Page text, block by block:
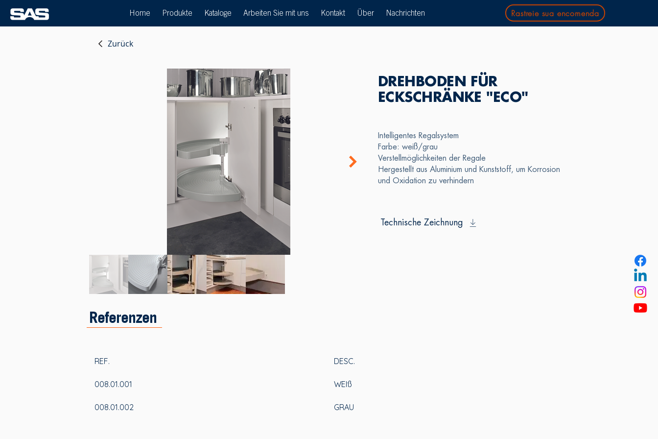
Home Produkte Kataloge Arbeiten Sie mit uns Kontakt Über Nachrichten Rastreie sua encomenda
Zurück
DREHBODEN FÜR
ECKSCHRÄNKE "ECO"
Intelligentes Regalsystem
Farbe: weiß/grau
Verstellmöglichkeiten der Regale
Hergestellt aus Aluminium und Kunststoff, um Korrosion
und Oxidation zu verhindern
Technische Zeichnung
Referenzen
REF. DESC.
008.01.001 WEIß
008.01.002 GRAU